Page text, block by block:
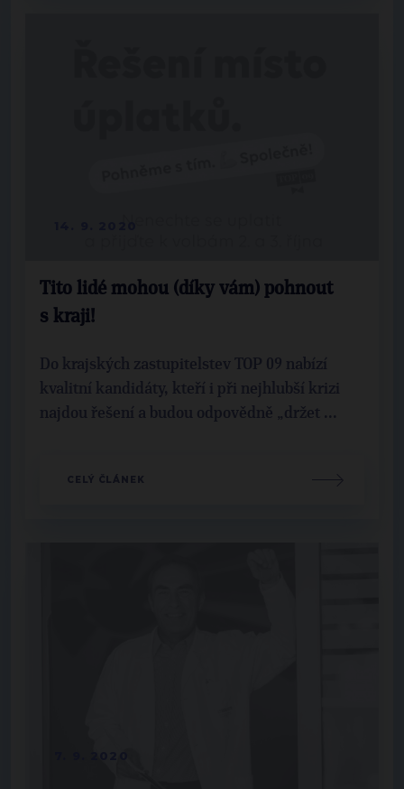
Tito lidé mohou (díky vám) pohnout
s kraji!
Do krajských zastupitelstev TOP 09 nabízí
kvalitní kandidáty, kteří i při nejhlubší krizi
najdou řešení a budou odpovědně „držet ...
CELÝ ČLÁNEK